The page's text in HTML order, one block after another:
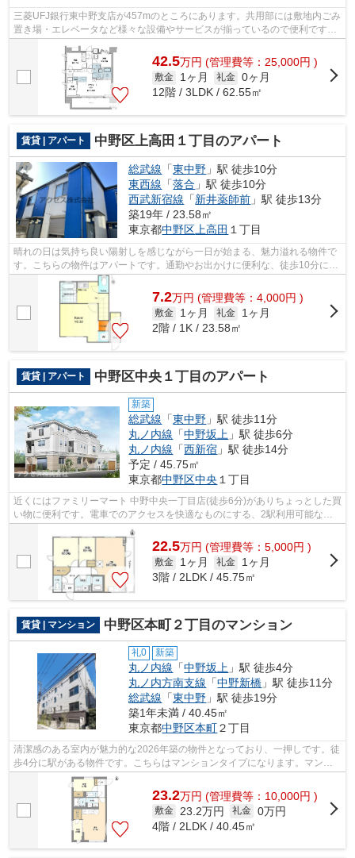
三菱UFJ銀行東中野支店が457mのところにあります。共用部には敷地内ごみ
置き場・エレベータなど様々な設備やサービスが揃っているので便利です。
徒歩2分で駅にアクセス可能な、魅力的...
42.5万円 (管理費等：25,000円 )
敷金 1ヶ月 礼金 0ヶ月
12階 / 3LDK / 62.55㎡
賃貸 | アパート 中野区上高田１丁目のアパート
総武線 「東中野 」駅 徒歩10分
東西線 「落合 」駅 徒歩10分
西武新宿線 「新井薬師前 」駅 徒歩13分
築19年 / 23.58㎡
東京都中野区 上高田 １丁目
晴れの日は気持ち良い陽射しを感じながら一日が始まる、魅力溢れる物件で
す。こちらの物件はアパートです。通勤やお出かけに便利な、徒歩10分に駅
のある物件です。ご利用可能な駅が2つ...
7.2万円 (管理費等：4,000円 )
敷金 1ヶ月 礼金
1ヶ月
2階 / 1K / 23.58㎡
賃貸 | アパート 中野区中央１丁目のアパート
新築
総武線 「東中野 」駅 徒歩11分
丸ノ内線 「中野坂上 」駅 徒歩6分
丸ノ内線 「西新宿 」駅 徒歩14分
予定 / 45.75㎡
東京都中野区中央 １丁目
近くにはファミリーマート 中野中央一丁目店(徒歩6分)がありちょっとした買
い物に便利です。電車でのアクセスを快適なものにする、2駅利用可能な物
件です。駅まで徒歩11分に立地する物...
22.5万円 (管理費等：5,000円 )
敷金 1ヶ月 礼金
1ヶ月
3階 / 2LDK / 45.75㎡
賃貸 | マンション 中野区本町２丁目のマンション
礼0 新築
丸ノ内線 「中野坂上 」駅 徒歩4分
丸ノ内方南支線 「中野新橋 」駅 徒歩11分
総武線 「東中野 」駅 徒歩19分
築1年未満 / 40.45㎡
東京都中野区本町２丁目
清潔感のある室内が魅力的な2026年築の物件となっており、一押しです。徒
歩4分に駅がある物件です。こちらはマンションタイプになります。マンシ
ョンの周辺に駅が2つあり、よく電車を...
23.2万円 (管理費等：10,000円 )
敷金 23.2万円 礼金 0万円
4階 / 2LDK / 40.45㎡